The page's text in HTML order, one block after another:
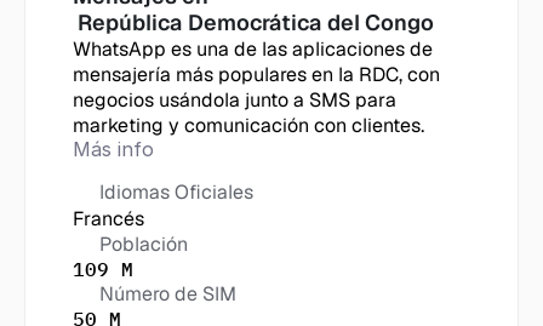
República Democrática del Congo
WhatsApp es una de las aplicaciones de
mensajería más populares en la RDC, con
negocios usándola junto a SMS para
marketing y comunicación con clientes.
Más info
Idiomas Oficiales
Francés
Población
109 M
Número de SIM
50 M